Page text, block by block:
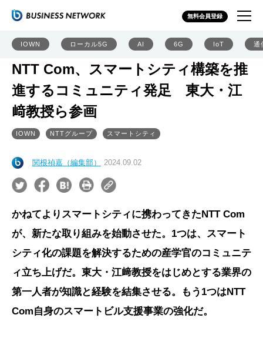
無料会員登録
IOWN ローカル5G AI 6G IoT 通
NTT Com、スマートシティ構築を推
進するコミュニティ発足 東大・江
﨑教授ら参画
IOWN NTTグループ スマートシティ
関根禎嘉（編集部） 2024.09.02
かねてよりスマートシティに携わってきたNTT Com
が、新たな取り組みを始動させた。1つは、スマート
シティ化の課題を解決するための産学官のコミュニテ
ィ立ち上げだ。東大・江﨑教授をはじめとする業界の
第一人者が知識と経験を結集させる。もう1つはNTT
Com自身のスマートビル支援事業の強化だ。